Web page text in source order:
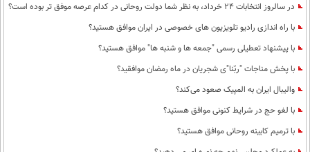
در سالروز انتخابات 24 خرداد، به نظر شما دولت روحانی در کدام عرصه موفق تر بوده است؟
با راه اندازی رادیو تلویزیون های خصوصی در ایران موافق هستید؟
با پیشنهاد تعطیلی رسمی "جمعه ها و شنبه ها" موافق هستید؟
با پخش مناجات "ربّنا"ی شجریان در ماه رمضان موافقید؟
والیبال ایران به المپیک صعود می‌کند؟
با لغو حج در شرایط کنونی موافق هستید؟
با ترمیم کابینه روحانی موافق هستید؟